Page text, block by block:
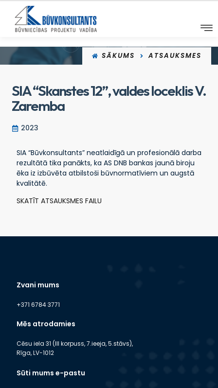
SĀKUMS ATSAUKSMES
SIA “Skanstes 12”, valdes loceklis V.
Zaremba
2023
SIA “Būvkonsultants” neatlaidīgā un profesionālā darba
rezultātā tika panākts, ka AS DNB bankas jaunā biroju
ēka iz izbūvēta atbilstoši būvnormatīviem un augstā
kvalitātē.
SKATĪT ATSAUKSMES FAILU
Zvani mums
+371 6784 3771
Mēs atrodamies
Cēsu iela 31 (III korpuss, 7.ieeja, 5.stāvs),
Rīga, LV-1012
Sūti mums e-pastu